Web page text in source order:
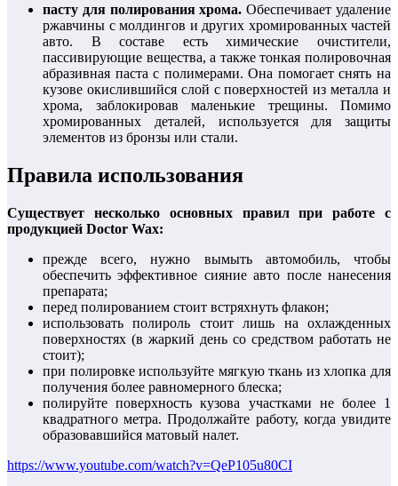
пасту для полирования хрома. Обеспечивает удаление
ржавчины с молдингов и других хромированных частей
авто. В составе есть химические очистители,
пассивирующие вещества, а также тонкая полировочная
абразивная паста с полимерами. Она помогает снять на
кузове окислившийся слой с поверхностей из металла и
хрома, заблокировав маленькие трещины. Помимо
хромированных деталей, используется для защиты
элементов из бронзы или стали.
Правила использования
Существует несколько основных правил при работе с
продукцией Doctor Wax:
прежде всего, нужно вымыть автомобиль, чтобы
обеспечить эффективное сияние авто после нанесения
препарата;
перед полированием стоит встряхнуть флакон;
использовать полироль стоит лишь на охлажденных
поверхностях (в жаркий день со средством работать не
стоит);
при полировке используйте мягкую ткань из хлопка для
получения более равномерного блеска;
полируйте поверхность кузова участками не более 1
квадратного метра. Продолжайте работу, когда увидите
образовавшийся матовый налет.
https://www.youtube.com/watch?v=QeP105u80CI